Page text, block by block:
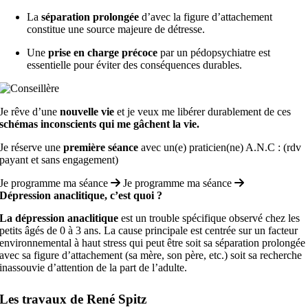
Laséparation prolongée d’avec la figure d’attachement
constitue une source majeure de détresse.
Uneprise en charge précoce par un pédopsychiatre est
essentielle pour éviter des conséquences durables.
Je rêve d’unenouvelle vie et je veux me libérer durablement de ces
schémas inconscients qui me gâchent la vie.
Je réserve unepremière séance avec un(e) praticien(ne) A.N.C : (rdv
payant et sans engagement)
Je programme ma séance
Je programme ma séance
Dépression anaclitique, c’est quoi ?
La dépression anaclitique est un trouble spécifique observé chez les
petits âgés de 0 à 3 ans. La cause principale est centrée sur un facteur
environnemental à haut stress qui peut être soit sa séparation prolongée
avec sa figure d’attachement (sa mère, son père, etc.) soit sa recherche
inassouvie d’attention de la part de l’adulte.
Les travaux de René Spitz